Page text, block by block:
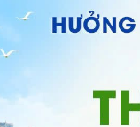
Gửi bình